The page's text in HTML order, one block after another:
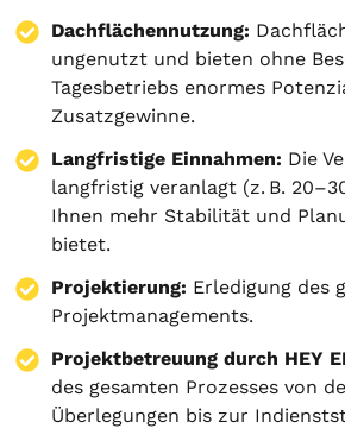
Dachflächennutzung:
ungenutzt und bieten ohne
Tagesbetriebs enormes
Zusatzgewinne.
Langfristige Einnahmen: Die
langfristig veranlagt (z. B.
Ihnen mehr Stabilität und
bietet.
Projektierung: Erledigung des
Projektmanagements.
Projektbetreuung durch HEY
des gesamten Prozesses von
Überlegungen bis zur